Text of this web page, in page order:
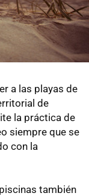
a las playas de
de
la práctica de
siempre que se
con la
también